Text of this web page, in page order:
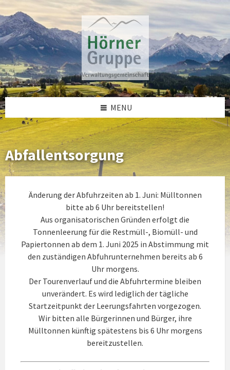
to
content
to
left
sidebar
to
footer
MENU
Abfallentsorgung
Änderung der Abfuhrzeiten ab 1. Juni: Mülltonnen
bitte ab 6 Uhr bereitstellen!
Aus organisatorischen Gründen erfolgt die
Tonnenleerung für die Restmüll-, Biomüll- und
Papiertonnen ab dem 1. Juni 2025 in Abstimmung mit
den zuständigen Abfuhrunternehmen bereits ab 6
Uhr morgens.
Der Tourenverlauf und die Abfuhrtermine bleiben
unverändert. Es wird lediglich der tägliche
Startzeitpunkt der Leerungsfahrten vorgezogen.
Wir bitten alle Bürgerinnen und Bürger, ihre
Mülltonnen künftig spätestens bis 6 Uhr morgens
bereitzustellen.